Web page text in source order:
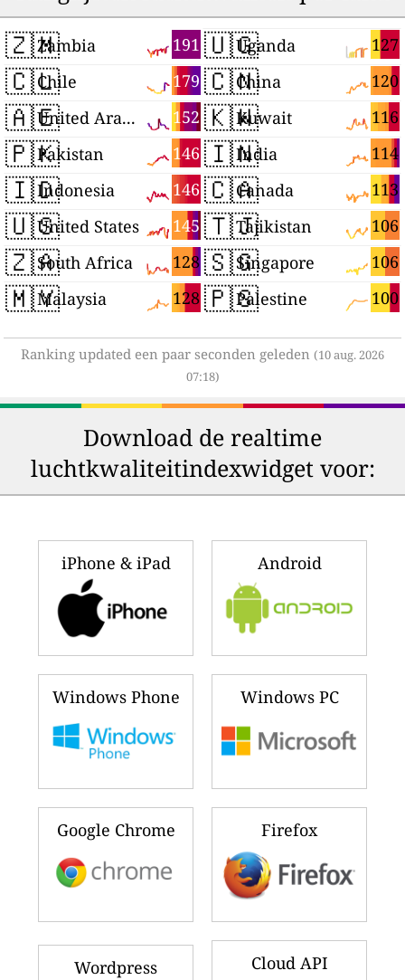
🇿🇲 191
Zambia
🇨🇱 179
Chile
🇦🇪 152
United Arab Emirates
🇵🇰 146
Pakistan
🇮🇩 146
Indonesia
🇺🇸 145
United States
🇿🇦 128
South Africa
🇲🇾 128
Malaysia
🇺🇬 127
Uganda
🇨🇳 120
China
🇰🇼 116
Kuwait
🇮🇳 114
India
🇨🇦 113
Canada
🇹🇯 106
Tajikistan
🇸🇬 106
Singapore
🇵🇸 100
Palestine
Ranking updated een paar seconden geleden (10 aug. 2026
07:18)
Download de realtime
luchtkwaliteitindexwidget voor:
iPhone & iPad Android
Windows Phone Windows PC
Google Chrome Firefox
Wordpress Cloud API